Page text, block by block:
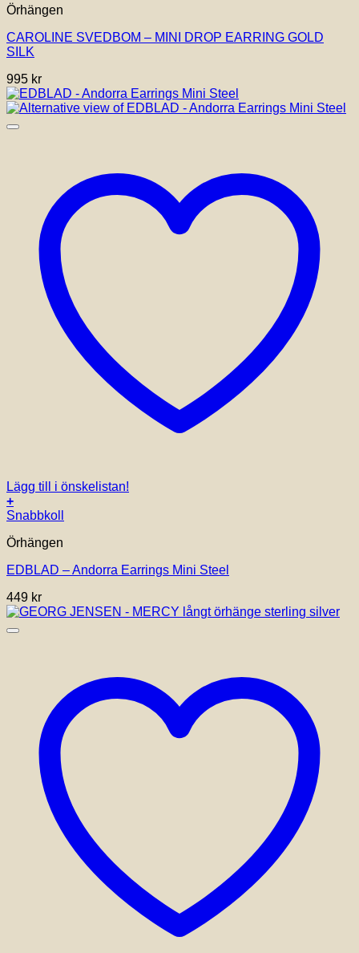
Örhängen
CAROLINE SVEDBOM – MINI DROP EARRING GOLD
SILK
995 kr
Lägg till i önskelistan!
+
Snabbkoll
Örhängen
EDBLAD – Andorra Earrings Mini Steel
449 kr